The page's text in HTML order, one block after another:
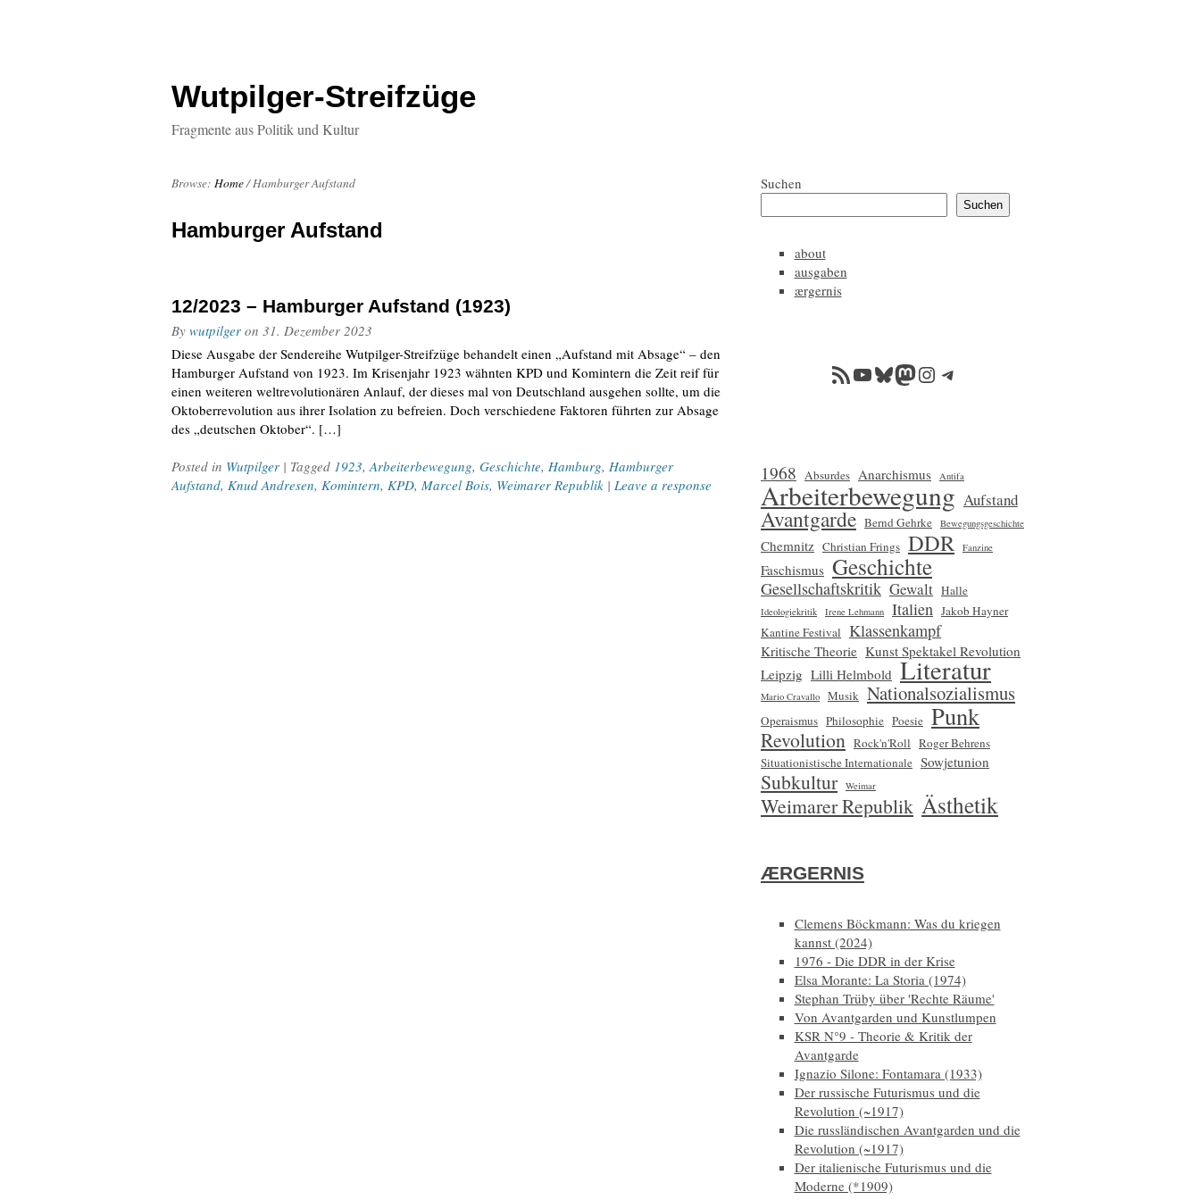
Wutpilger-Streifzüge
Fragmente aus Politik und Kultur
Browse: Home/Hamburger Aufstand
Hamburger Aufstand
12/2023 – Hamburger Aufstand (1923)
By wutpilger on 31. Dezember 2023
Diese Ausgabe der Sendereihe Wutpilger-Streifzüge behandelt einen „Aufstand mit Absage“ – den
Hamburger Aufstand von 1923. Im Krisenjahr 1923 wähnten KPD und Komintern die Zeit reif für
einen weiteren weltrevolutionären Anlauf, der dieses mal von Deutschland ausgehen sollte, um die
Oktoberrevolution aus ihrer Isolation zu befreien. Doch verschiedene Faktoren führten zur Absage
des „deutschen Oktober“. […]
Posted in Wutpilger | Tagged 1923,Arbeiterbewegung, Geschichte, Hamburg, Hamburger
Aufstand, Knud Andresen, Komintern, KPD, Marcel Bois, Weimarer Republik | Leave a response
Suchen
Suchen
about
ausgaben
ærgernis
RSS-FeedYouTube
Bluesky
Mastodon
Instagram
Telegram
1968 Absurdes Anarchismus Antifa
Arbeiterbewegung Aufstand
Avantgarde Bernd Gehrke Bewegungsgeschichte
Chemnitz Christian Frings DDR Fanzine
Faschismus Geschichte
Gesellschaftskritik Gewalt Halle
Ideologiekritik Irene Lehmann Italien Jakob Hayner
Kantine Festival Klassenkampf
Kritische Theorie Kunst Spektakel Revolution
Leipzig Lilli Helmbold Literatur
Mario Cravallo Musik Nationalsozialismus
Operaismus Philosophie Poesie Punk
Revolution Rock'n'Roll Roger Behrens
Situationistische Internationale Sowjetunion
Subkultur Weimar
Weimarer Republik Ästhetik
ÆRGERNIS
Clemens Böckmann: Was du kriegen
kannst (2024)
1976 - Die DDR in der Krise
Elsa Morante: La Storia (1974)
Stephan Trüby über 'Rechte Räume'
Von Avantgarden und Kunstlumpen
KSR N°9 - Theorie & Kritik der
Avantgarde
Ignazio Silone: Fontamara (1933)
Der russische Futurismus und die
Revolution (~1917)
Die russländischen Avantgarden und die
Revolution (~1917)
Der italienische Futurismus und die
Moderne (*1909)